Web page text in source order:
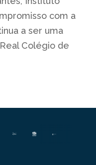
com a
a ser uma
Colégio de